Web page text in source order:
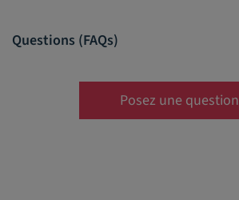
Questions (FAQs)
Posez une question